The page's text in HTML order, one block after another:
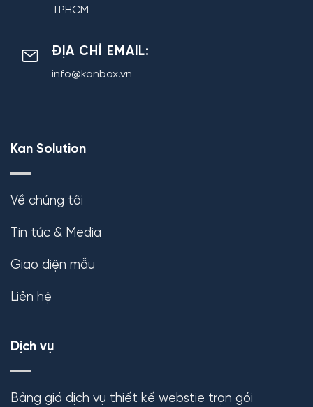
TPHCM
ĐỊA CHỈ EMAIL:
info@kanbox.vn
Kan Solution
Về chúng tôi
Tin tức & Media
Giao diện mẫu
Liên hệ
Dịch vụ
Bảng giá dịch vụ thiết kế webstie trọn gói